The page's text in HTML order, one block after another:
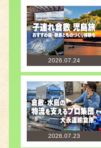
2026.07.24
2026.07.23